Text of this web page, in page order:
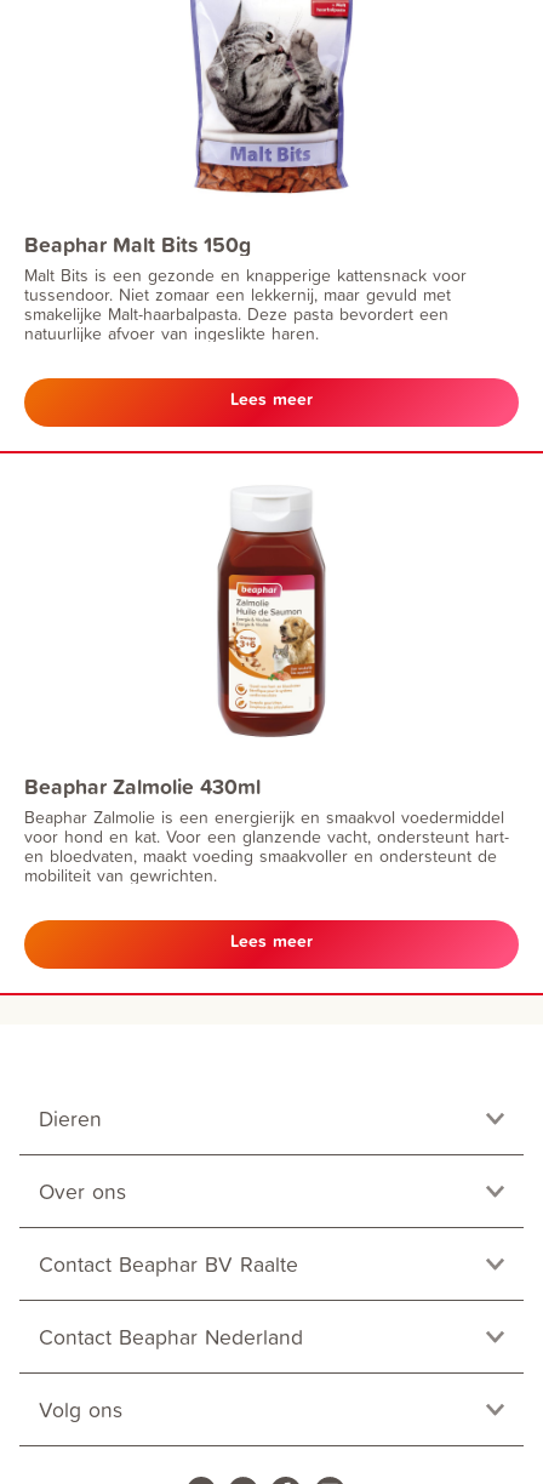
Beaphar Malt Bits 150g
Malt Bits is een gezonde en knapperige kattensnack voor
tussendoor. Niet zomaar een lekkernij, maar gevuld met
smakelijke Malt-haarbalpasta. Deze pasta bevordert een
natuurlijke afvoer van ingeslikte haren.
Lees meer
Beaphar Zalmolie 430ml
Beaphar Zalmolie is een energierijk en smaakvol voedermiddel
voor hond en kat. Voor een glanzende vacht, ondersteunt hart-
en bloedvaten, maakt voeding smaakvoller en ondersteunt de
mobiliteit van gewrichten.
Lees meer
Dieren
Over ons
Contact Beaphar BV Raalte
Contact Beaphar Nederland
Volg ons